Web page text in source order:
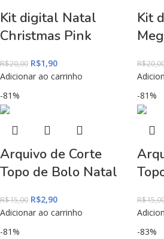
Kit digital Natal
Christmas Pink
R$20,00 R$1,90
Adicionar ao carrinho
Kit
R$
-81%
Arquivo de Corte
Topo de Bolo Natal
R$15,00 R$2,90
Adicionar ao carrinho
-81%
R$
-81%
-83%